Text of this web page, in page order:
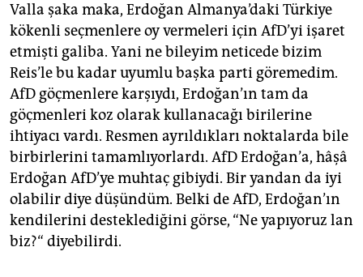
Valla şaka maka, Erdoğan Almanya’daki Türkiye
kökenli seçmenlere oy vermeleri için AfD’yi işaret
etmişti galiba. Yani ne bileyim neticede bizim
Reis’le bu kadar uyumlu başka parti göremedim.
AfD göçmenlere karşıydı, Erdoğan’ın tam da
göçmenleri koz olarak kullanacağı birilerine
ihtiyacı vardı. Resmen ayrıldıkları noktalarda bile
birbirlerini tamamlıyorlardı. AfD Erdoğan’a, hâşâ
Erdoğan AfD’ye muhtaç gibiydi. Bir yandan da iyi
olabilir diye düşündüm. Belki de AfD, Erdoğan’ın
kendilerini desteklediğini görse, “Ne yapıyoruz lan
biz?“ diyebilirdi.